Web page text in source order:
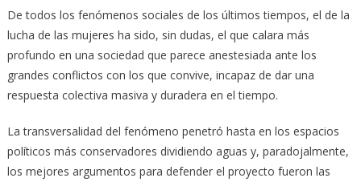
De todos los fenómenos sociales de los últimos tiempos, el de la
lucha de las mujeres ha sido, sin dudas, el que calara más
profundo en una sociedad que parece anestesiada ante los
grandes conflictos con los que convive, incapaz de dar una
respuesta colectiva masiva y duradera en el tiempo.
La transversalidad del fenómeno penetró hasta en los espacios
políticos más conservadores dividiendo aguas y, paradojalmente,
los mejores argumentos para defender el proyecto fueron las